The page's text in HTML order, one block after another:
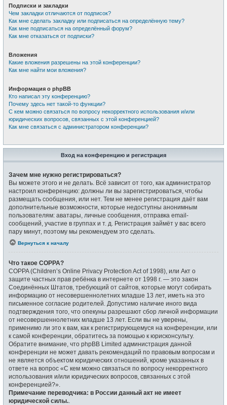
Подписки и закладки
Чем закладки отличаются от подписок?
Как мне сделать закладку или подписаться на определённую тему?
Как мне подписаться на определённый форум?
Как мне отказаться от подписки?
Вложения
Какие вложения разрешены на этой конференции?
Как мне найти мои вложения?
Информация о phpBB
Кто написал эту конференцию?
Почему здесь нет такой-то функции?
С кем можно связаться по вопросу некорректного использования и/или
юридических вопросов, связанных с этой конференцией?
Как мне связаться с администратором конференции?
Вход на конференцию и регистрация
Зачем мне нужно регистрироваться?
Вы можете этого и не делать. Всё зависит от того, как администратор
настроил конференцию: должны ли вы зарегистрироваться, чтобы
размещать сообщения, или нет. Тем не менее регистрация даёт вам
дополнительные возможности, которые недоступны анонимным
пользователям: аватары, личные сообщения, отправка email-
сообщений, участие в группах и т. д. Регистрация займёт у вас всего
пару минут, поэтому мы рекомендуем это сделать.
Вернуться к началу
Что такое COPPA?
COPPA (Children’s Online Privacy Protection Act of 1998), или Акт о
защите частных прав ребёнка в интернете от 1998 г. — это закон
Соединённых Штатов, требующий от сайтов, которые могут собирать
информацию от несовершеннолетних младше 13 лет, иметь на это
письменное согласие родителей. Допустимо наличие иного вида
подтверждения того, что опекуны разрешают сбор личной информации
от несовершеннолетних младше 13 лет. Если вы не уверены,
применимо ли это к вам, как к регистрирующемуся на конференции, или
к самой конференции, обратитесь за помощью к юрисконсульту.
Обратите внимание, что phpBB Limited администрация данной
конференции не может давать рекомендаций по правовым вопросам и
не является объектом юридических отношений, кроме указанных в
ответе на вопрос «С кем можно связаться по вопросу некорректного
использования и/или юридических вопросов, связанных с этой
конференцией?».
Примечание переводчика: в России данный акт не имеет
юридической силы.